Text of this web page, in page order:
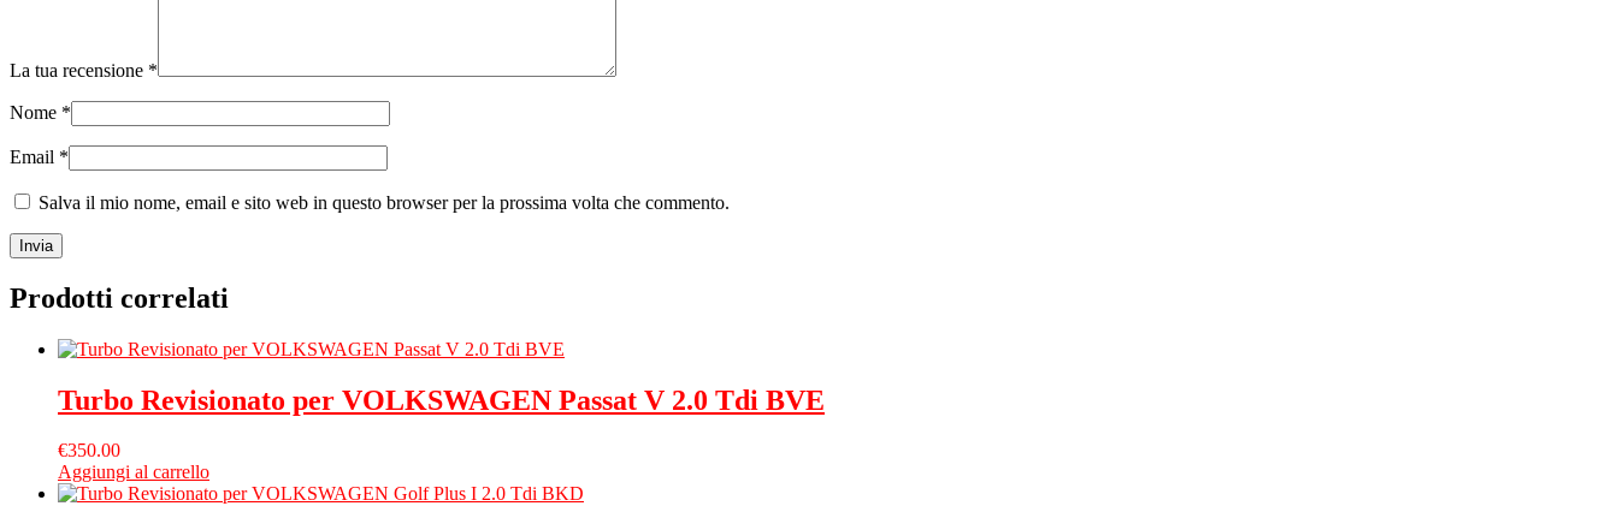
La tua recensione *
Nome *
Email *
Salva il mio nome, email e sito web in questo browser per la prossima volta che commento.
Prodotti correlati
Turbo Revisionato per VOLKSWAGEN Passat V 2.0 Tdi BVE
€350.00
Aggiungi al carrello